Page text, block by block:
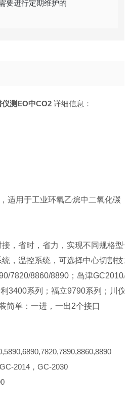
要进行定期维护的
测EO中CO2 详细信息：
适用于工业环氧乙烷中二氧化碳
，省时，省力，实现不同规格型
，温控系统，可选择中心切割技
7820/8860/8890；岛津
3400系列；福立9790系列；川仪
简单：一进，一出2个接口
2014，GC-2030